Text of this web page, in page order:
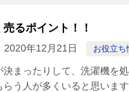
るポイント！！
2020年12月21日 お役立ち
まったりして、洗濯機を処
う人が多くいると思いま